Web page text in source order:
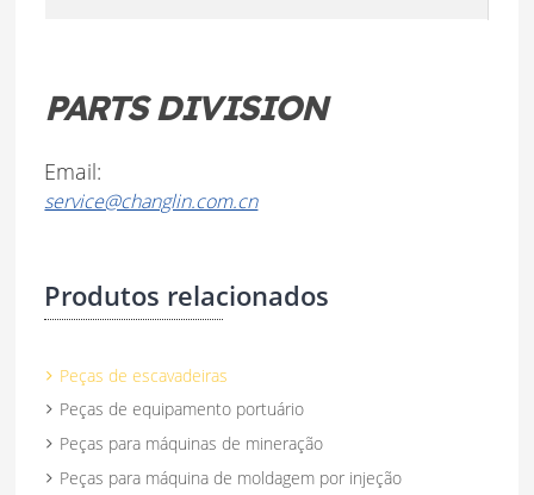
PARTS DIVISION
Email:
service@changlin.com.cn
Produtos relacionados
Peças de escavadeiras
Peças de equipamento portuário
Peças para máquinas de mineração
Peças para máquina de moldagem por injeção